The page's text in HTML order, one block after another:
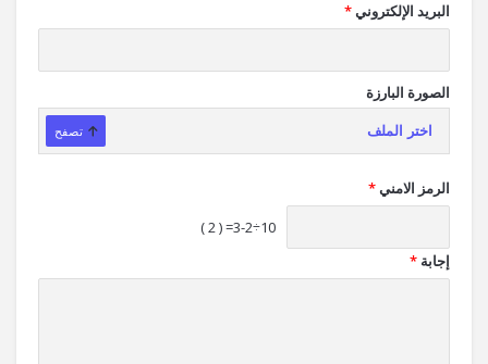
البريد الإلكتروني*
الصورة البارزة
اختر الملف تصفح
الرمز الامني*
10÷3-2= ( 2 )
إجابة *